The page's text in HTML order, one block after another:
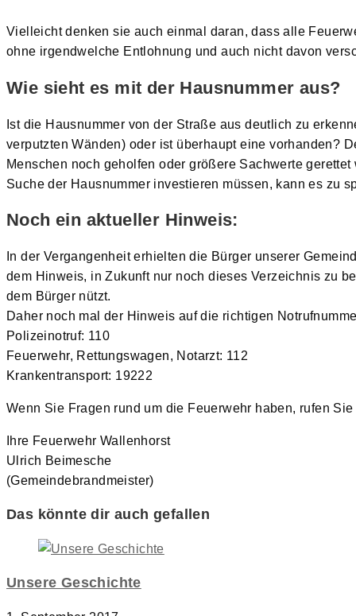
Vielleicht denken sie auch einmal daran, dass alle
ohne irgendwelche Entlohnung und auch nicht davon
Wie sieht es mit der Hausnummer aus?
Ist die Hausnummer von der Straße aus deutlich zu
verputzten Wänden) oder ist überhaupt eine vorhanden?
Menschen noch geholfen oder größere Sachwerte
Suche der Hausnummer investieren müssen, kann es zu
Noch ein aktueller Hinweis:
In der Vergangenheit erhielten die Bürger unserer
dem Hinweis, in Zukunft nur noch dieses Verzeichnis zu
dem Bürger nützt.
Daher noch mal der Hinweis auf die richtigen
Polizeinotruf: 110
Feuerwehr, Rettungswagen, Notarzt: 112
Krankentransport: 19222
Wenn Sie Fragen rund um die Feuerwehr haben, rufen
Ihre Feuerwehr Wallenhorst
Ulrich Beimesche
(Gemeindebrandmeister)
Das könnte dir auch gefallen
Unsere Geschichte